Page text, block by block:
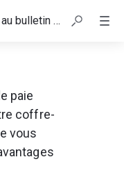
Pouvez-vous refuser le passage au bulletin de paie numérique ?
paie
coffre-
vous